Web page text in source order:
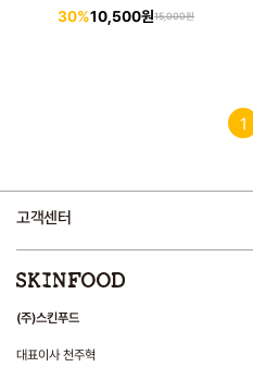
30%10,500원15,000원
1
고객센터
(주)스킨푸드
대표이사 천주혁